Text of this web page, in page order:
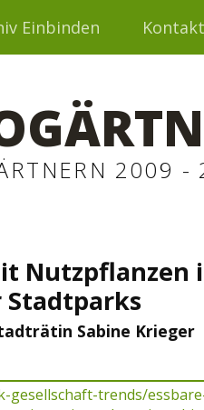
Einbinden Kontakt
2009 -
Nutzpflanzen
Sabine Krieger